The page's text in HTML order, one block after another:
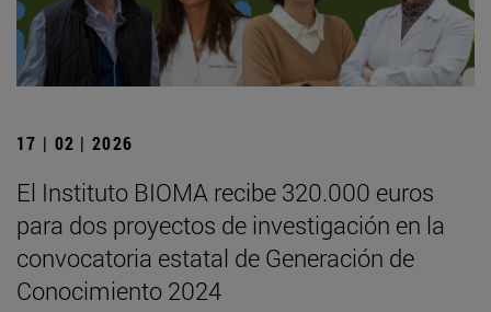
17 | 02 | 2026
El Instituto BIOMA recibe 320.000 euros
para dos proyectos de investigación en la
convocatoria estatal de Generación de
Conocimiento 2024